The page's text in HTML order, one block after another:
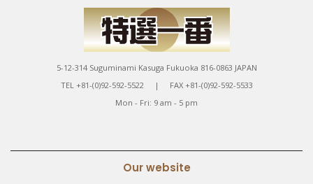
5-12-314 Suguminami Kasuga Fukuoka 816-0863 JAPAN
TEL +81-(0)92-592-5522 | FAX +81-(0)92-592-5533
Mon - Fri: 9 am - 5 pm
Our website